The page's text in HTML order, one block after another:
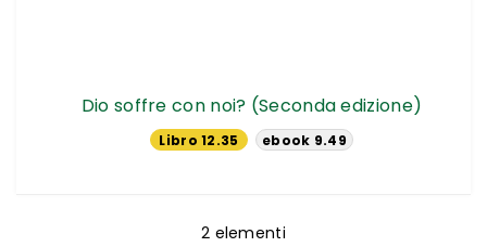
Dio soffre con noi? (Seconda edizione)
Libro 12.35
ebook 9.49
2 elementi